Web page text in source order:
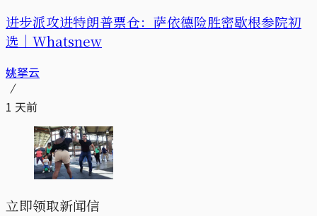
进步派攻进特朗普票仓：萨依德险胜密歇根参院初
选｜Whatsnew
姚拏云
1 天前
立即领取新闻信